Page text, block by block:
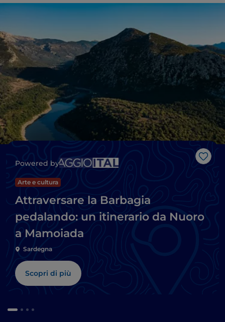
Like
Powered by
Arte e cultura
Attraversare la Barbagia
pedalando: un itinerario da Nuoro
a Mamoiada
Sardegna
Scopri di più